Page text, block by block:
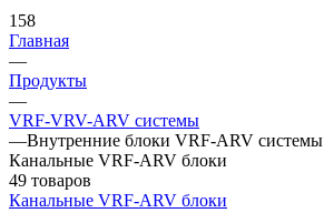
158
Главная
—
Продукты
—
VRF-VRV-ARV системы
—Внутренние блоки VRF-ARV системы
Канальные VRF-ARV блоки
49 товаров
Канальные VRF-ARV блоки